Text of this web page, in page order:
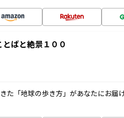
ばと絶景１００
た「地球の歩き方」があなたにお届